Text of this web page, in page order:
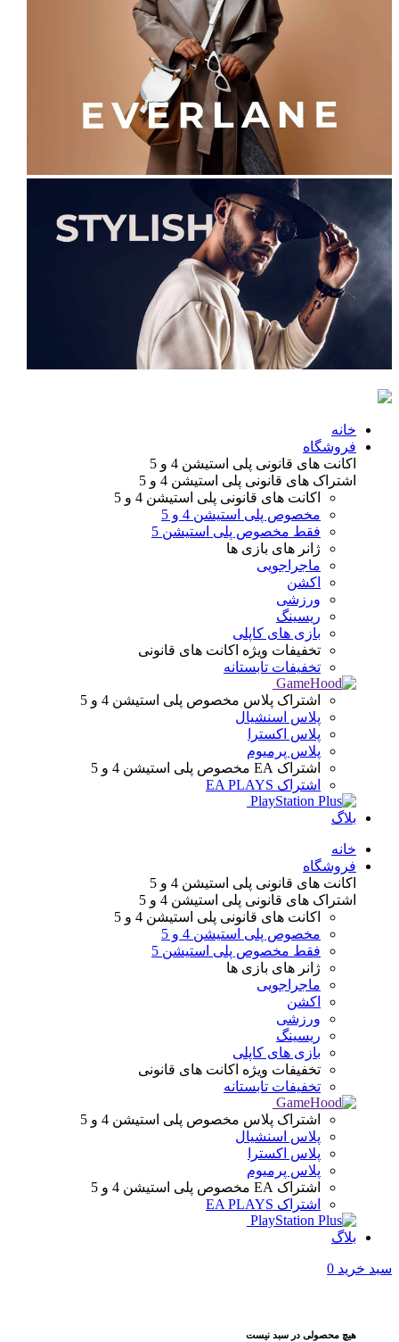
خانه
فروشگاه
اکانت های قانونی پلی استیشن 4 و 5
اشتراک های قانونی پلی استیشن 4 و 5
اکانت های قانونی پلی استیشن 4 و 5
مخصوص پلی استیشن 4 و 5
فقط مخصوص پلی استیشن 5
ژانر های بازی ها
ماجراجویی
اکشن
ورزشی
ریسینگ
بازی های کاپلی
تخفیفات ویژه اکانت های قانونی
تخفیفات تابستانه
اشتراک پلاس مخصوص پلی استیشن 4 و 5
پلاس اسنشیال
پلاس اکسترا
پلاس پرمیوم
اشتراک EA
مخصوص پلی استیشن 4 و 5
اشتراک EA PLAYS
بلاگ
Menu
خانه
فروشگاه
اکانت های قانونی پلی استیشن 4 و 5
اشتراک های قانونی پلی استیشن 4 و 5
اکانت های قانونی پلی استیشن 4 و 5
مخصوص پلی استیشن 4 و 5
فقط مخصوص پلی استیشن 5
ژانر های بازی ها
ماجراجویی
اکشن
ورزشی
ریسینگ
بازی های کاپلی
تخفیفات ویژه اکانت های قانونی
تخفیفات تابستانه
اشتراک پلاس مخصوص پلی استیشن 4 و 5
پلاس اسنشیال
پلاس اکسترا
پلاس پرمیوم
اشتراک EA
مخصوص پلی استیشن 4 و 5
اشتراک EA PLAYS
بلاگ
سبد خرید 0
هیچ محصولی در سبد نیست